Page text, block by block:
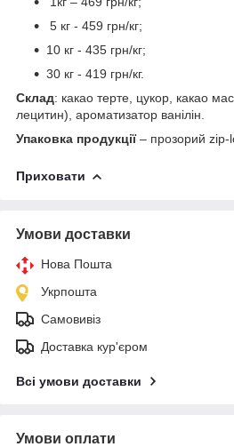
5 кг - 459 грн/кг;
10 кг - 435 грн/кг;
30 кг - 419 грн/кг.
Склад: какао терте, цукор, какао
лецитин), ароматизатор ванілін.
Упаковка продукції– прозорий zip-
Приховати
Умови доставки
Нова Пошта
Укрпошта
Самовивіз
Доставка кур'єром
Всі умови доставки
Умови оплати